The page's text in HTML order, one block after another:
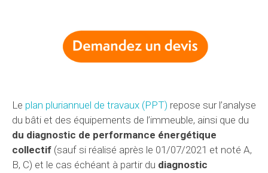
Le plan pluriannuel de travaux (PPT) repose sur l’analyse
du bâti et des équipements de l’immeuble, ainsi que du
du diagnostic de performance énergétique
collectif (sauf si réalisé après le 01/07/2021 et noté A,
B, C) et le cas échéant à partir du diagnostic